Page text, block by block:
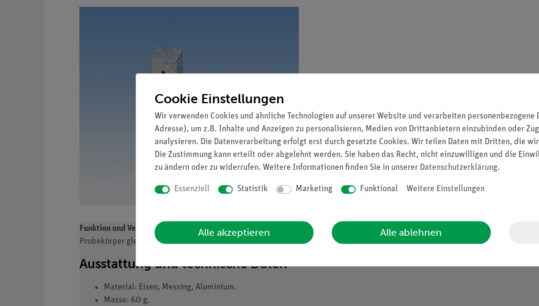
Funktion und Verwendung
Probekörper gleicher Masse zur Bestimmung von Wärmekapazitäten.
Ausstattung und technische Daten
Material: Eisen, Messing, Aluminium.
Masse: 60 g.
Cookie Einstellungen
Wir verwenden Cookies und ähnliche Technologien auf unserer Website und verarbeiten personenbezogene
Adresse), um z.B. Inhalte und Anzeigen zu personalisieren, Medien von Drittanbietern einzubinden oder
analysieren. Die Datenverarbeitung erfolgt erst durch gesetzte Cookies. Wir teilen Daten mit Dritten, die
Die Zustimmung kann erteilt oder abgelehnt werden. Sie haben das Recht, nicht einzuwilligen und die
zu ändern oder zu widerrufen. Weitere Informationen finden Sie in unserer Daten­schutz­erklärung.
Essenziell Statistik Marketing Funktional Weitere Einstellungen
Alle akzeptieren Alle ablehnen